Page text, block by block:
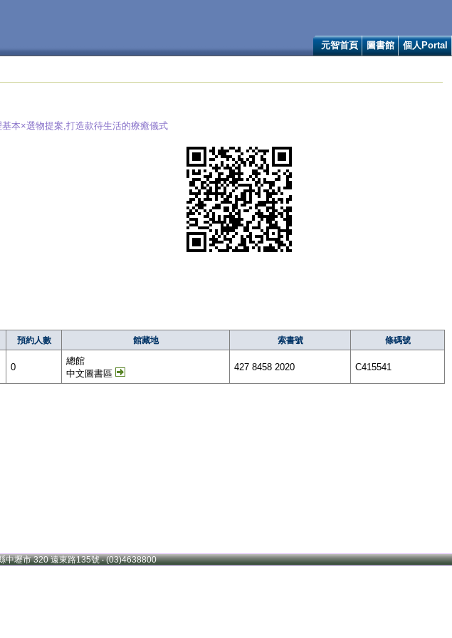
元智首頁 圖書館 個人Portal
本×選物提案,打造款待生活的療癒儀式
預約人數 館藏地 索書號 條碼號
0
總館
中文圖書區
427 8458 2020 C415541
中壢市 320 遠東路135號 ‧ (03)4638800